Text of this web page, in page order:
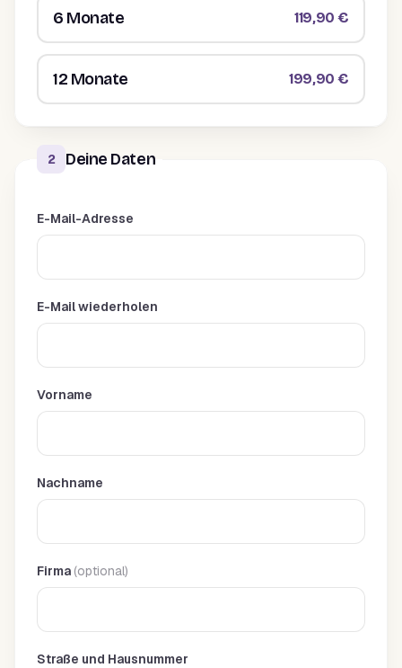
6 Monate 119,90 €
12 Monate 199,90 €
2 Deine Daten
E-Mail-Adresse
E-Mail wiederholen
Vorname
Nachname
Firma (optional)
Straße und Hausnummer